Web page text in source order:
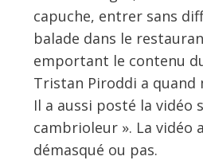
capuche, entrer sans
balade dans le
emportant le contenu
Tristan Piroddi a quand
Il a aussi posté la vidéo
cambrioleur ». La vidéo
démasqué ou pas.